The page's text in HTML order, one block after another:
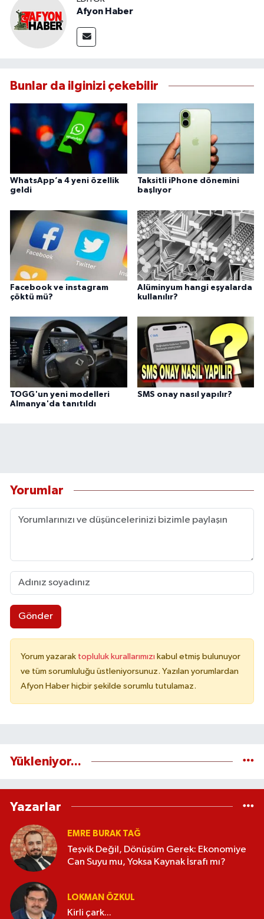
Afyon Haber
Bunlar da ilginizi çekebilir
WhatsApp’a 4 yeni özellik
geldi
Taksitli iPhone dönemini
başlıyor
Facebook ve instagram
çöktü mü?
Alüminyum hangi eşyalarda
kullanılır?
TOGG'un yeni modelleri
Almanya'da tanıtıldı
SMS onay nasıl yapılır?
Yorumlar
Gönder
Yorum yazarak topluluk kurallarımızı kabul etmiş bulunuyor
ve tüm sorumluluğu üstleniyorsunuz. Yazılan yorumlardan
Afyon Haber hiçbir şekilde sorumlu tutulamaz.
Yükleniyor...
Yazarlar
EMRE BURAK TAĞ
Teşvik Değil, Dönüşüm Gerek: Ekonomiye
Can Suyu mu, Yoksa Kaynak İsrafı mı?
LOKMAN ÖZKUL
Kirli çark...